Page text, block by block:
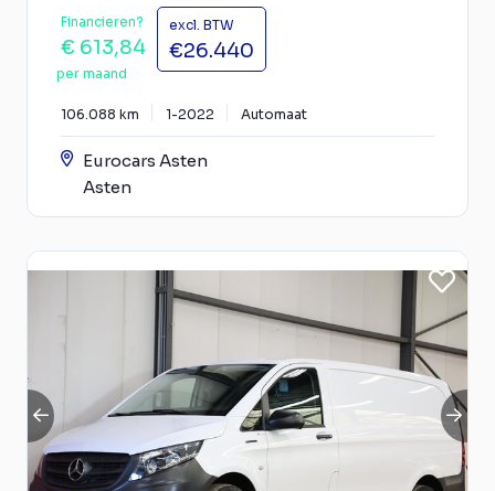
Financieren?
€ 613,84
per maand
excl. BTW
€26.440
106.088 km 1-2022 Automaat
Eurocars Asten
Asten